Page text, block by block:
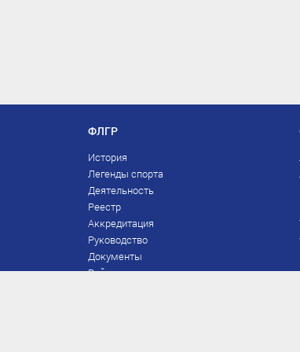
ФЛГР
История
Легенды спорта
Деятельность
Реестр
Аккредитация
Руководство
Документы
Рейтинг